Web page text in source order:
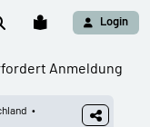
Login
Anmeldung